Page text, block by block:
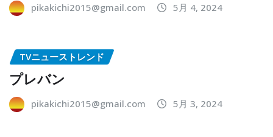
pikakichi2015@gmail.com 5月 4, 2024
TVニューストレンド
プレバン
pikakichi2015@gmail.com 5月 3, 2024